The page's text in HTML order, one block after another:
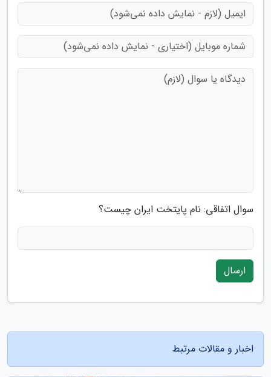
سوال اتفاقی: نام پایتخت ایران چیست؟
ارسال
اخبار و مقالات مرتبط